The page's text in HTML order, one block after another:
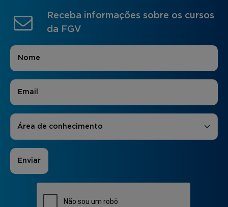
Receba informações sobre os cursos
da FGV
Nome
E-mail
Áreas de Interesse
Área de conhecimento